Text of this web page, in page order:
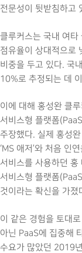
전문성이 뒷받침하고
클루커스는 국내 여타
점유율이 상대적으로
비중을 두고 있다. 국
10%로 추정되는 데
이에 대해 홍성완 클
서비스형 플랫폼
주장했다. 실제 홍성
‘MS 애저’와 처음 인
서비스를 사용하던 홍
서비스형 플랫폼
것이라는 확신을 가졌
이 같은 경험을 토대
아닌 PaaS에 집중해
수요가 많았던 2019